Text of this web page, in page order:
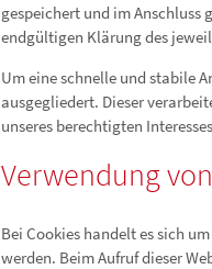
gespeichert und im Anschluss
endgültigen Klärung des
Um eine schnelle und stabile
ausgegliedert. Dieser
unseres berechtigten
Verwendung
Bei Cookies handelt es sich
werden. Beim Aufruf dieser